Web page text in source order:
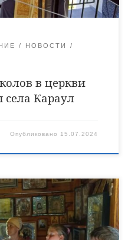
НОВОСТИ
в церкви
села Караул
Опубликовано 15.07.2024
группы Александро
Мучкапский на
Вязовое Жердевского